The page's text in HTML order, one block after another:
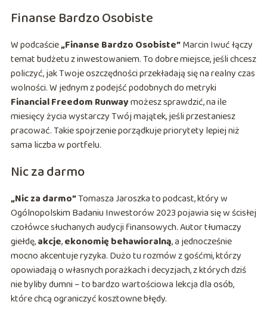
Finanse Bardzo Osobiste
W podcaście„Finanse Bardzo Osobiste”Marcin Iwuć łączy
temat budżetu z inwestowaniem. To dobre miejsce, jeśli chcesz
policzyć, jak Twoje oszczędności przekładają się na realny czas
wolności. W jednym z podejść podobnych do metryki
Financial Freedom Runwaymożesz sprawdzić, na ile
miesięcy życia wystarczy Twój majątek, jeśli przestaniesz
pracować. Takie spojrzenie porządkuje priorytety lepiej niż
sama liczba w portfelu.
Nic za darmo
„Nic za darmo”Tomasza Jaroszka to podcast, który w
Ogólnopolskim Badaniu Inwestorów 2023 pojawia się w ścisłej
czołówce słuchanych audycji finansowych. Autor tłumaczy
giełdę,akcje,ekonomię behawioralną, a jednocześnie
mocno akcentuje ryzyka. Dużo tu rozmów z gośćmi, którzy
opowiadają o własnych porażkach i decyzjach, z których dziś
nie byliby dumni – to bardzo wartościowa lekcja dla osób,
które chcą ograniczyć kosztowne błędy.